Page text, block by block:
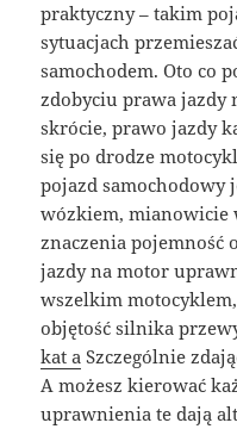
praktyczny – takim
sytuacjach
samochodem. Oto co
zdobyciu prawa jazdy
skrócie, prawo jazdy
się po drodze
pojazd samochodowy
wózkiem, mianowicie
znaczenia pojemność
jazdy na motor
wszelkim
objętość silnika
kat a Szczególnie
A możesz kierować
uprawnienia te dają